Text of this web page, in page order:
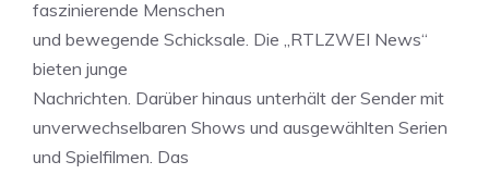
faszinierende Menschen
und bewegende Schicksale. Die „RTLZWEI News“
bieten junge
Nachrichten. Darüber hinaus unterhält der Sender mit
unverwechselbaren Shows und ausgewählten Serien
und Spielfilmen. Das